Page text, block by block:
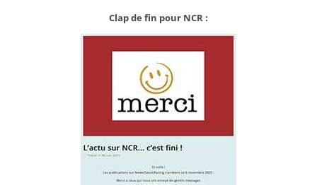
Clap de fin pour NCR :